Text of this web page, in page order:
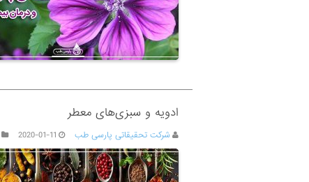
ادویه و سبزی‌های معطر
شرکت تحقیقاتی پارسی طب 2020-01-11